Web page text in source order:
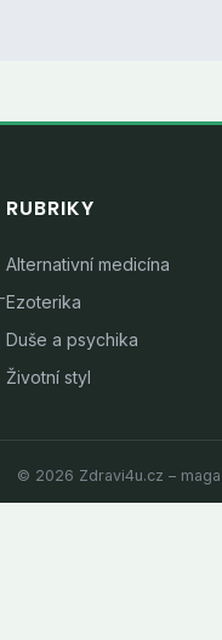
RUBRIKY
Alternativní medicína
Ezoterika
Duše a psychika
Životní styl
© 2026 Zdravi4u.cz –